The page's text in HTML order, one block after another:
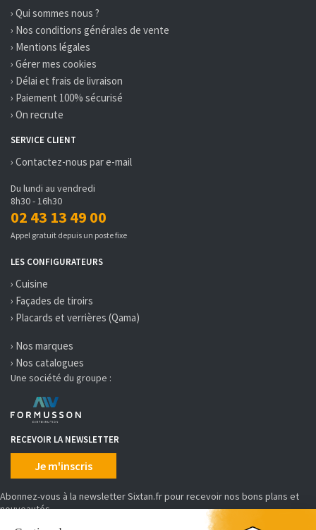
› Qui sommes nous ?
› Nos conditions générales de vente
› Mentions légales
› Gérer mes cookies
› Délai et frais de livraison
› Paiement 100% sécurisé
› On recrute
SERVICE CLIENT
› Contactez-nous par e-mail
Du lundi au vendredi
8h30 - 16h30
02 43 13 49 00
Appel gratuit depuis un poste fixe
LES CONFIGURATEURS
› Cuisine
› Façades de tiroirs
› Placards et verrières (Qama)
› Nos marques
› Nos catalogues
Une société du groupe :
RECEVOIR LA NEWSLETTER
Je m'inscris
Abonnez-vous à la newsletter Sixtan.fr pour recevoir nos bons plans et
nouveautés